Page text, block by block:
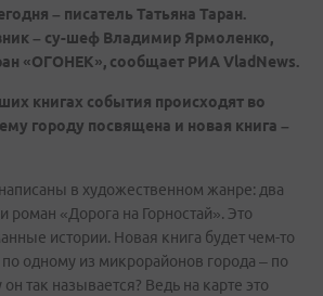
– писатель Татьяна Таран.
– су-шеф Владимир Ярмоленко,
«ОГОНЕК», сообщает РИА VladNews.
книгах события происходят во
городу посвящена и новая книга –
в художественном жанре: два
роман «Дорога на Горностай». Это
истории. Новая книга будет чем-то
одному из микрорайонов города – по
так называется? Ведь на карте это